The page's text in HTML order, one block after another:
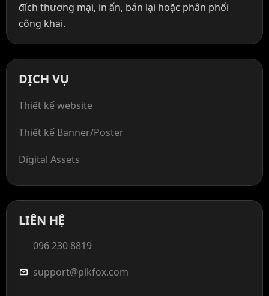
đích thương mại, in ấn, bán lại hoặc phân phối
công khai.
DỊCH VỤ
Thiết kế website
Thiết kế Banner/Poster
Digital Assets
LIÊN HỆ
096 230 8819
mail support@pikfox.com